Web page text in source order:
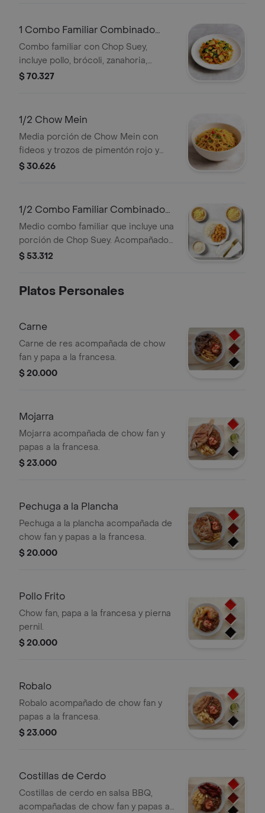
1 Combo Familiar Combinado
Con Chop Suey
Combo familiar con Chop Suey,
incluye pollo, brócoli, zanahoria,
pimientos y fideos. Ideal para
$ 70.327
1/2 Chow Mein
Media porción de Chow Mein con
fideos y trozos de pimentón rojo y
verde.
$ 30.626
1/2 Combo Familiar Combinado
Con Chop Suey
Medio combo familiar que incluye una
porción de Chop Suey. Acompañado
de arroz y papas fritas.
$ 53.312
Platos Personales
Carne
Carne de res acompañada de chow
fan y papa a la francesa.
$ 20.000
Mojarra
Mojarra acompañada de chow fan y
papas a la francesa.
$ 23.000
Pechuga a la Plancha
Pechuga a la plancha acompañada de
chow fan y papas a la francesa.
$ 20.000
Pollo Frito
Chow fan, papa a la francesa y pierna
pernil.
$ 20.000
Robalo
Robalo acompañado de chow fan y
papas a la francesa.
$ 23.000
Costillas de Cerdo
Costillas de cerdo en salsa BBQ,
acompañadas de chow fan y papas a